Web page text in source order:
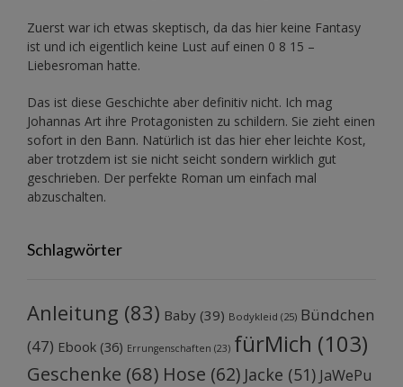
Zuerst war ich etwas skeptisch, da das hier keine Fantasy
ist und ich eigentlich keine Lust auf einen 0 8 15 –
Liebesroman hatte.
Das ist diese Geschichte aber definitiv nicht. Ich mag
Johannas Art ihre Protagonisten zu schildern. Sie zieht einen
sofort in den Bann. Natürlich ist das hier eher leichte Kost,
aber trotzdem ist sie nicht seicht sondern wirklich gut
geschrieben. Der perfekte Roman um einfach mal
abzuschalten.
Schlagwörter
Anleitung (83) Baby (39) Bodykleid (25) Bündchen
(47) Ebook (36) Errungenschaften (23) fürMich (103)
Geschenke (68) Hose (62) Jacke (51) JaWePu